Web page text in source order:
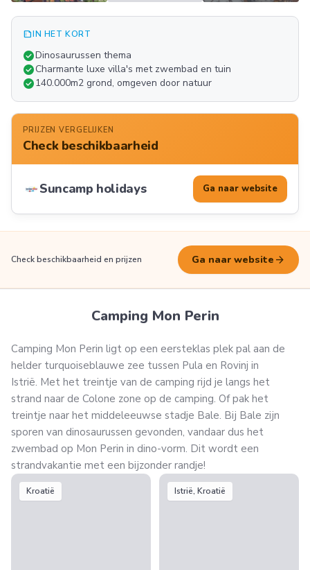
summarizeIN HET KORT
check_circleDinosaurussen thema
check_circleCharmante luxe villa's met zwembad en tuin
check_circle140.000m2 grond, omgeven door natuur
PRIJZEN VERGELIJKEN
Check beschikbaarheid
Suncamp holidays Ga naar website
Check beschikbaarheid en prijzen Ga naar website arrow_forward
Camping Mon Perin
Camping Mon Perin ligt op een eersteklas plek pal aan de
helder turquoiseblauwe zee tussen Pula en Rovinj in
Istrië. Met het treintje van de camping rijd je langs het
strand naar de Colone zone op de camping. Of pak het
treintje naar het middeleeuwse stadje Bale. Bij Bale zijn
sporen van dinosaurussen gevonden, vandaar dus het
zwembad op Mon Perin in dino-vorm. Dit wordt een
strandvakantie met een bijzonder randje!
Kroatië Istrië, Kroatië